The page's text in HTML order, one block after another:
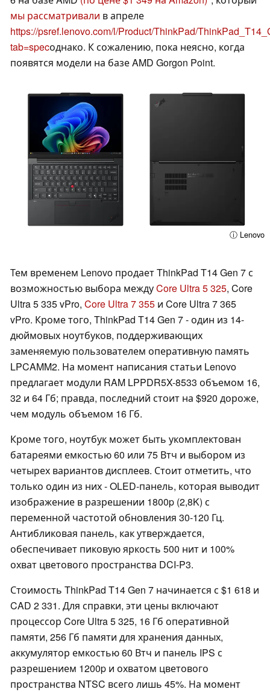
мы рассматривали в апреле
https://psref.lenovo.com/l/Product/ThinkPad/
tab=specоднако. К сожалению, пока неясно, когда
появятся модели на базе AMD Gorgon Point.
ⓘ Lenovo
Тем временем Lenovo продает ThinkPad T14 Gen 7 с
возможностью выбора междуCore Ultra 5 325, Core
Ultra 5 335 vPro, Core Ultra 7 355 и Core Ultra 7 365
vPro. Кроме того, ThinkPad T14 Gen 7 - один из 14-
дюймовых ноутбуков, поддерживающих
заменяемую пользователем оперативную память
LPCAMM2. На момент написания статьи Lenovo
предлагает модули RAM LPPDR5X-8533 объемом 16,
32 и 64 Гб; правда, последний стоит на $920 дороже,
чем модуль объемом 16 Гб.
Кроме того, ноутбук может быть укомплектован
батареями емкостью 60 или 75 Втч и выбором из
четырех вариантов дисплеев. Стоит отметить, что
только один из них - OLED-панель, которая выводит
изображение в разрешении 1800p (2,8K) с
переменной частотой обновления 30-120 Гц.
Антибликовая панель, как утверждается,
обеспечивает пиковую яркость 500 нит и 100%
охват цветового пространства DCI-P3.
Стоимость ThinkPad T14 Gen 7 начинается с $1 618 и
CAD 2 331. Для справки, эти цены включают
процессор Core Ultra 5 325, 16 Гб оперативной
памяти, 256 Гб памяти для хранения данных,
аккумулятор емкостью 60 Втч и панель IPS с
разрешением 1200p и охватом цветового
пространства NTSC всего лишь 45%. На момент